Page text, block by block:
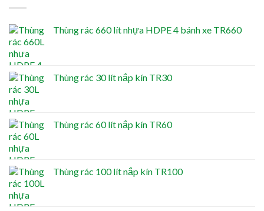
Thùng rác 660 lít nhựa HDPE 4 bánh xe TR660
Thùng rác 30 lít nắp kín TR30
Thùng rác 60 lít nắp kín TR60
Thùng rác 100 lít nắp kín TR100